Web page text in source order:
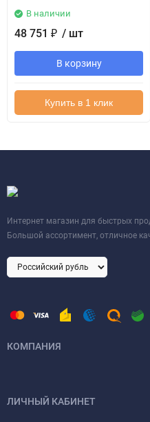
В наличии
48 751 ₽ / шт
В корзину
Купить в 1 клик
Интернет магазин для быстрых
Большой ассортимент, отличное
КОМПАНИЯ
ЛИЧНЫЙ КАБИНЕТ